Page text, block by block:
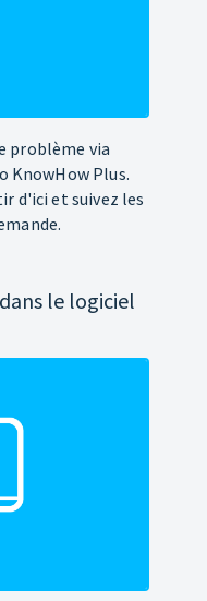
problème via
KnowHow Plus.
d'ici et suivez les
le logiciel